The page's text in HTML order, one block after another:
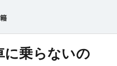
乗らないの